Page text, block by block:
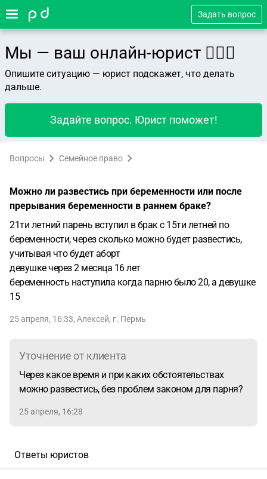
Задать вопрос
Мы — ваш онлайн-юрист 👨🏻‍⚖️
Опишите ситуацию — юрист подскажет, что делать
дальше.
Задайте вопрос. Юрист поможет!
Вопросы Семейное право
Можно ли развестись при беременности или после
прерывания беременности в раннем браке?
21ти летний парень вступил в брак с 15ти летней по
беременности, через сколько можно будет развестись,
учитывая что будет аборт
девушке через 2 месяца 16 лет
беременность наступила когда парню было 20, а девушке
15
25 апреля, 16:33, Алексей, г. Пермь
Уточнение от клиента
Через какое время и при каких обстоятельствах
можно развестись, без проблем законом для парня?
25 апреля, 16:28
Ответы юристов